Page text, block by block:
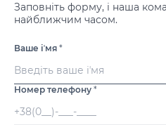
Заповніть форму, і наша
найближчим часом.
Ваше іʼмя *
Номер телефону *